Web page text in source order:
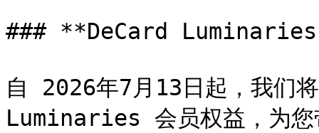
### **DeCard Luminaries
自 2026年7月13日起，我们
Luminaries 会员权益，为您